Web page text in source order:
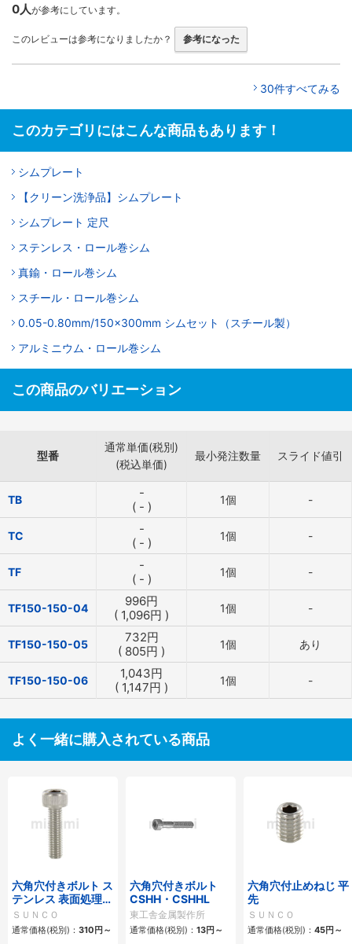
0人が参考にしています。
このレビューは参考になりましたか？ 参考になった
30件すべてみる
このカテゴリにはこんな商品もあります！
シムプレート
【クリーン洗浄品】シムプレート
シムプレート 定尺
ステンレス・ロール巻シム
真鍮・ロール巻シム
スチール・ロール巻シム
0.05-0.80mm/150×300mm シムセット（スチール製）
アルミニウム・ロール巻シム
この商品のバリエーション
型番
通常単価(税別)
(税込単価)
最小発注数量 スライド値引
TB
-
( - ) 1個 -
TC
-
( - ) 1個 -
TF
-
( - ) 1個 -
TF150-150-04 996円
( 1,096円 ) 1個 -
TF150-150-05 732円
( 805円 ) 1個 あり
TF150-150-06 1,043円
( 1,147円 ) 1個 -
よく一緒に購入されている商品
六角穴付きボルト ス
テンレス 表面処理な
し 全ねじ
ＳＵＮＣＯ
通常価格(税別)： 310円～
六角穴付きボルト
CSHH・CSHHL
東工舎金属製作所
通常価格(税別)： 13円～
六角穴付止めねじ 平
先
ＳＵＮＣＯ
通常価格(税別)： 45円～